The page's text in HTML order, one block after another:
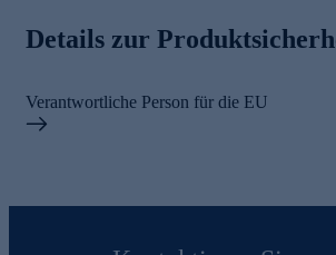
Details zur
Verantwortliche Person für die EU